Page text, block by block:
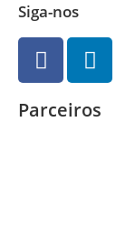
Siga-nos
Parceiros